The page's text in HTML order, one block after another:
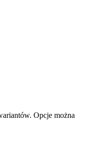
Opcje można